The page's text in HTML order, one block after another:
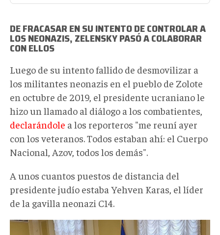
DE FRACASAR EN SU INTENTO DE CONTROLAR A
LOS NEONAZIS, ZELENSKY PASÓ A COLABORAR
CON ELLOS
Luego de su intento fallido de desmovilizar a
los militantes neonazis en el pueblo de Zolote
en octubre de 2019, el presidente ucraniano le
hizo un llamado al diálogo a los combatientes,
declarándole a los reporteros "me reuní ayer
con los veteranos. Todos estaban ahí: el Cuerpo
Nacional, Azov, todos los demás".
A unos cuantos puestos de distancia del
presidente judío estaba Yehven Karas, el líder
de la gavilla neonazi C14.
zelenski